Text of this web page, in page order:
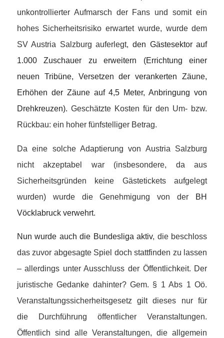
unkontrollierter Aufmarsch der Fans und somit ein
hohes Sicherheitsrisiko erwartet wurde, wurde dem
SV Austria Salzburg auferlegt,den Gästesektor auf
1.000 Zuschauer zu erweitern (Errichtung einer
neuen Tribüne, Versetzen der verankerten Zäune,
Erhöhen der Zäune auf 4,5 Meter, Anbringung von
Drehkreuzen). Geschätzte Kosten für den Um- bzw.
Rückbau: ein hoher fünfstelliger Betrag.
Da eine solche Adaptierung von Austria Salzburg
nicht akzeptabel war (insbesondere, da aus
Sicherheitsgründen keine Gästetickets aufgelegt
wurden) wurde die Genehmigung von der BH
Vöcklabruck verwehrt.
Nun wurde auch die Bundesliga aktiv, die beschloss
das zuvor abgesagte Spiel doch stattfinden zu lassen
– allerdings unter Ausschluss der Öffentlichkeit. Der
juristische Gedanke dahinter? Gem. § 1 Abs 1 Oö.
Veranstaltungssicherheitsgesetz gilt dieses nur für
die Durchführung öffentlicher Veranstaltungen.
Öffentlich sind alle Veranstaltungen, die allgemein